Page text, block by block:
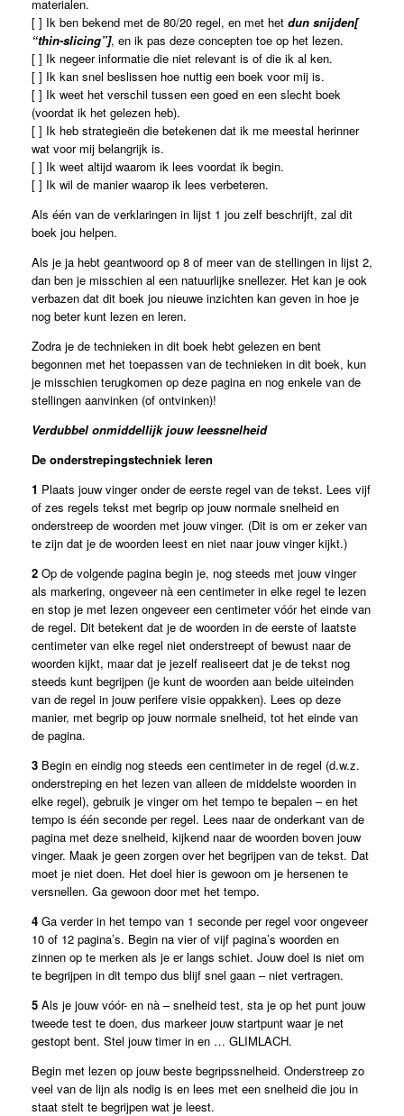
materialen.
[ ] Ik ben bekend met de 80/20 regel, en met het dun snijden[
“thin-slicing”], en ik pas deze concepten toe op het lezen.
[ ] Ik negeer informatie die niet relevant is of die ik al ken.
[ ] Ik kan snel beslissen hoe nuttig een boek voor mij is.
[ ] Ik weet het verschil tussen een goed en een slecht boek
(voordat ik het gelezen heb).
[ ] Ik heb strategieën die betekenen dat ik me meestal herinner
wat voor mij belangrijk is.
[ ] Ik weet altijd waarom ik lees voordat ik begin.
[ ] Ik wil de manier waarop ik lees verbeteren.
Als één van de verklaringen in lijst 1 jou zelf beschrijft, zal dit
boek jou helpen.
Als je ja hebt geantwoord op 8 of meer van de stellingen in lijst 2,
dan ben je misschien al een natuurlijke snellezer. Het kan je ook
verbazen dat dit boek jou nieuwe inzichten kan geven in hoe je
nog beter kunt lezen en leren.
Zodra je de technieken in dit boek hebt gelezen en bent
begonnen met het toepassen van de technieken in dit boek, kun
je misschien terugkomen op deze pagina en nog enkele van de
stellingen aanvinken (of ontvinken)!
Verdubbel onmiddellijk jouw leessnelheid
De onderstrepingstechniek leren
1 Plaats jouw vinger onder de eerste regel van de tekst. Lees vijf
of zes regels tekst met begrip op jouw normale snelheid en
onderstreep de woorden met jouw vinger. (Dit is om er zeker van
te zijn dat je de woorden leest en niet naar jouw vinger kijkt.)
2 Op de volgende pagina begin je, nog steeds met jouw vinger
als markering, ongeveer nà een centimeter in elke regel te lezen
en stop je met lezen ongeveer een centimeter vóór het einde van
de regel. Dit betekent dat je de woorden in de eerste of laatste
centimeter van elke regel niet onderstreept of bewust naar de
woorden kijkt, maar dat je jezelf realiseert dat je de tekst nog
steeds kunt begrijpen (je kunt de woorden aan beide uiteinden
van de regel in jouw perifere visie oppakken). Lees op deze
manier, met begrip op jouw normale snelheid, tot het einde van
de pagina.
3 Begin en eindig nog steeds een centimeter in de regel (d.w.z.
onderstreping en het lezen van alleen de middelste woorden in
elke regel), gebruik je vinger om het tempo te bepalen – en het
tempo is één seconde per regel. Lees naar de onderkant van de
pagina met deze snelheid, kijkend naar de woorden boven jouw
vinger. Maak je geen zorgen over het begrijpen van de tekst. Dat
moet je niet doen. Het doel hier is gewoon om je hersenen te
versnellen. Ga gewoon door met het tempo.
4 Ga verder in het tempo van 1 seconde per regel voor ongeveer
10 of 12 pagina’s. Begin na vier of vijf pagina’s woorden en
zinnen op te merken als je er langs schiet. Jouw doel is niet om
te begrijpen in dit tempo dus blijf snel gaan – niet vertragen.
5 Als je jouw vóór- en nà – snelheid test, sta je op het punt jouw
tweede test te doen, dus markeer jouw startpunt waar je net
gestopt bent. Stel jouw timer in en … GLIMLACH.
Begin met lezen op jouw beste begripssnelheid. Onderstreep zo
veel van de lijn als nodig is en lees met een snelheid die jou in
staat stelt te begrijpen wat je leest.